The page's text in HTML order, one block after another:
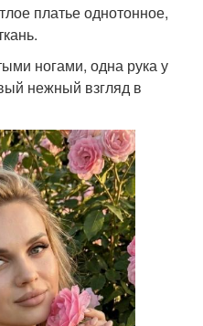
платье однотонное,
ногами, одна рука у
нежный взгляд в